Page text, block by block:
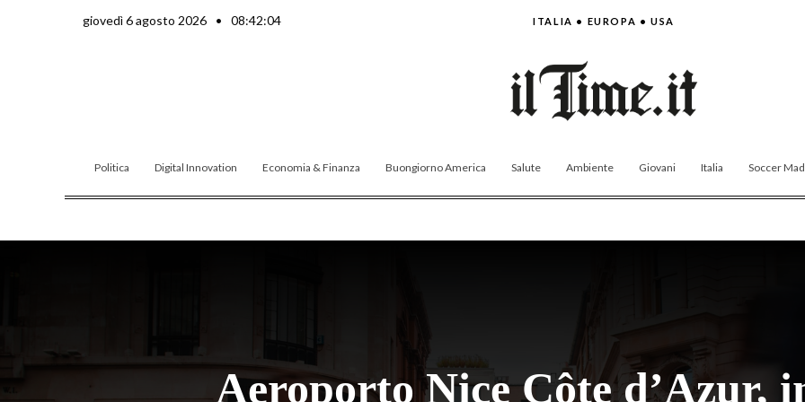
giovedì 6 agosto 2026 • 08:42:06 ITALIA • EUROPA • USA
Politica Digital Innovation Economia & Finanza Buongiorno America Salute Ambiente Giovani Italia Soccer
Aeroporto Nice Côte d’Azur,